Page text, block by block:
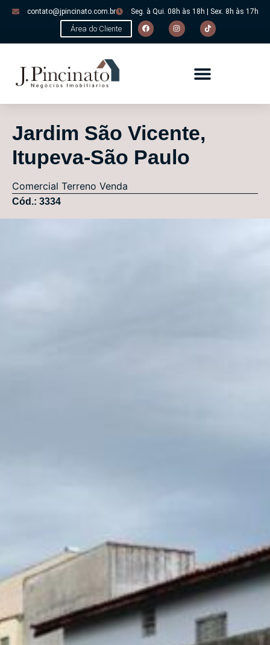
contato@jpincinato.com.br Seg. à Qui. 08h às 18h | Sex. 8h às 17h
Área do Cliente
Jardim São Vicente,
Itupeva-São Paulo
Comercial Terreno Venda
Cód.: 3334